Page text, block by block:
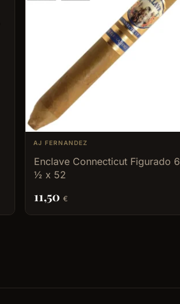
AJ FERNANDEZ
Enclave Connecticut Figurado 6
½ x 52
11,50 €